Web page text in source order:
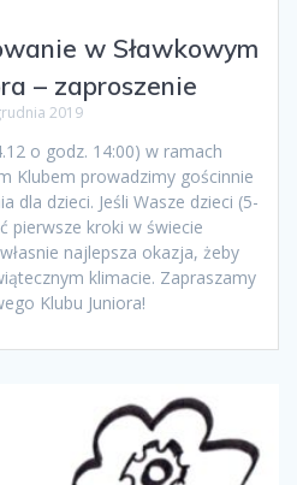
w Sławkowym
– zaproszenie
2019
o godz. 14:00) w ramach
Klubem prowadzimy gościnnie
dla dzieci. Jeśli Wasze dzieci (5-
pierwsze kroki w świecie
najlepsza okazja, żeby
klimacie. Zapraszamy
Klubu Juniora!